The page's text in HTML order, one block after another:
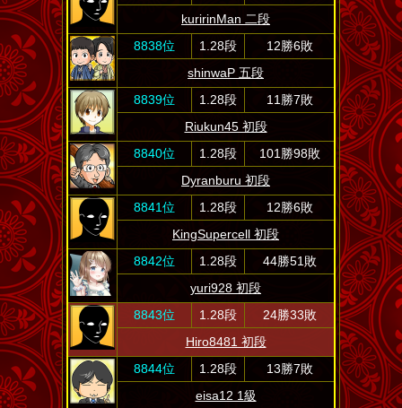
kuririnMan 二段
8838位
1.28段
12勝6敗
shinwaP 五段
8839位
1.28段
11勝7敗
Riukun45 初段
8840位
1.28段
101勝98敗
Dyranburu 初段
8841位
1.28段
12勝6敗
KingSupercell 初段
8842位
1.28段
44勝51敗
yuri928 初段
8843位
1.28段
24勝33敗
Hiro8481 初段
8844位
1.28段
13勝7敗
eisa12 1級